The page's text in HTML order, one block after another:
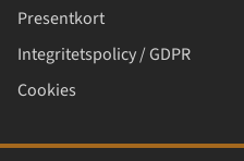
Presentkort
Integritetspolicy / GDPR
Cookies